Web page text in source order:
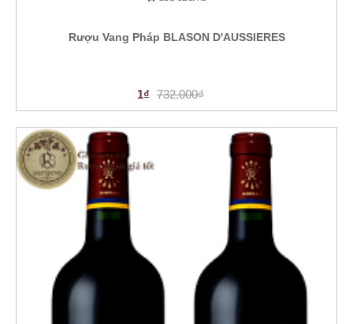
Rượu Vang Pháp BLASON D'AUSSIERES
1₫ 732.000₫